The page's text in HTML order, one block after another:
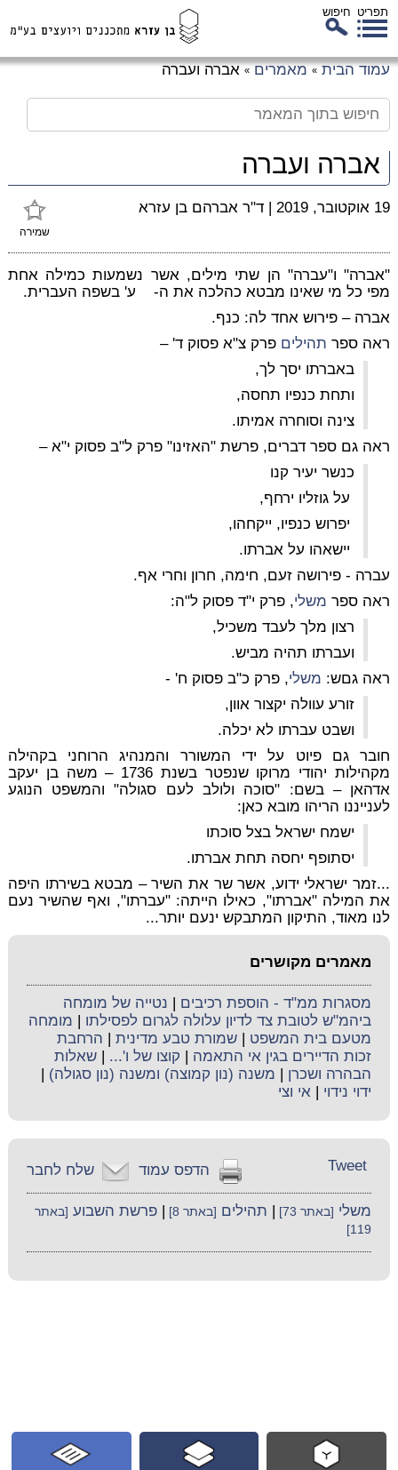
תפריט חיפוש
עמוד הבית » מאמרים » אברה ועברה
אברה ועברה
שמירה
19 אוקטובר, 2019 | ד"ר אברהם בן עזרא
"אברה" ו"עברה" הן שתי מילים, אשר נשמעות כמילה אחת
מפי כל מי שאינו מבטא כהלכה את ה- ע' בשפה העברית.
אברה – פירוש אחד לה: כנף.
ראה ספר תהילים פרק צ"א פסוק ד' –
באברתו יסך לך,
ותחת כנפיו תחסה,
צינה וסוחרה אמיתו.
ראה גם ספר דברים, פרשת "האזינו" פרק ל"ב פסוק י"א –
כנשר יעיר קנו
על גוזליו ירחף,
יפרוש כנפיו, ייקחהו,
יישאהו על אברתו.
עברה - פירושה זעם, חימה, חרון וחרי אף.
ראה ספר משלי, פרק י"ד פסוק ל"ה:
רצון מלך לעבד משכיל,
ועברתו תהיה מביש.
ראה גםש: משלי, פרק כ"ב פסוק ח' -
זורע עוולה יקצור אוון,
ושבט עברתו לא יכלה.
חובר גם פיוט על ידי המשורר והמנהיג הרוחני בקהילה
מקהילות יהודי מרוקו שנפטר בשנת 1736 – משה בן יעקב
אדהאן – בשם: "סוכה ולולב לעם סגולה" והמשפט הנוגע
לענייננו הריהו מובא כאן:
ישמח ישראל בצל סוכתו
יסתופף יחסה תחת אברתו.
...זמר ישראלי ידוע, אשר שר את השיר – מבטא בשירתו היפה
את המילה "אברתו", כאילו הייתה: "עברתו", ואף שהשיר נעם
לנו מאוד, התיקון המתבקש ינעם יותר...
מאמרים מקושרים
מסגרות ממ"ד - הוספת רכיבים
נטייה של מומחה
ביהמ"ש לטובת צד לדיון עלולה לגרום לפסילתו
מומחה
מטעם בית המשפט |שמורת טבע מדינית
הרחבת
זכות הדיירים בגין אי התאמה
קוצו של ו'... |שאלות
הבהרה ושכרן
משנה (נון קמוצה) ומשנה (נון סגולה)
ידוי נידוי |אי וצי
שלח לחבר הדפס עמוד Tweet
משלי [באתר 73] תהילים [באתר 8] |פרשת השבוע [באתר
119]